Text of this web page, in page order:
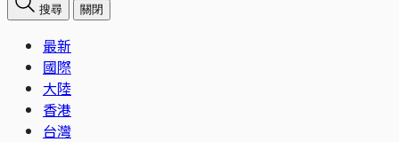
搜尋 關閉
最新
國際
大陸
香港
台灣